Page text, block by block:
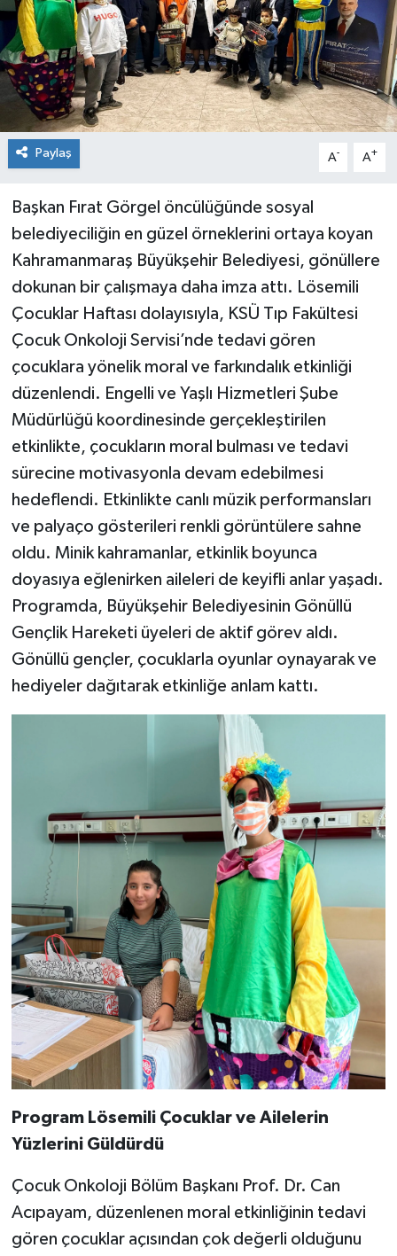
Paylaş A- A+
Başkan Fırat Görgel öncülüğünde sosyal
belediyeciliğin en güzel örneklerini ortaya koyan
Kahramanmaraş Büyükşehir Belediyesi, gönüllere
dokunan bir çalışmaya daha imza attı. Lösemili
Çocuklar Haftası dolayısıyla, KSÜ Tıp Fakültesi
Çocuk Onkoloji Servisi’nde tedavi gören
çocuklara yönelik moral ve farkındalık etkinliği
düzenlendi. Engelli ve Yaşlı Hizmetleri Şube
Müdürlüğü koordinesinde gerçekleştirilen
etkinlikte, çocukların moral bulması ve tedavi
sürecine motivasyonla devam edebilmesi
hedeflendi. Etkinlikte canlı müzik performansları
ve palyaço gösterileri renkli görüntülere sahne
oldu. Minik kahramanlar, etkinlik boyunca
doyasıya eğlenirken aileleri de keyifli anlar yaşadı.
Programda, Büyükşehir Belediyesinin Gönüllü
Gençlik Hareketi üyeleri de aktif görev aldı.
Gönüllü gençler, çocuklarla oyunlar oynayarak ve
hediyeler dağıtarak etkinliğe anlam kattı.
Program Lösemili Çocuklar ve Ailelerin
Yüzlerini Güldürdü
Çocuk Onkoloji Bölüm Başkanı Prof. Dr. Can
Acıpayam, düzenlenen moral etkinliğinin tedavi
gören çocuklar açısından çok değerli olduğunu